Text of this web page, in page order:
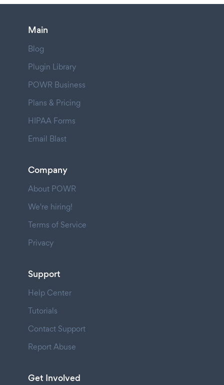
Main
Blog
Plugin Library
POWR Business
Plans & Pricing
HIPAA Forms
Email Blast
Company
About POWR
We're hiring!
Terms of Service
Privacy
Support
Help Center
Tutorials
Contact Support
Report Abuse
Get Involved